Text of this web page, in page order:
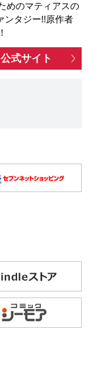
めのマティアスの
ンタジー!!原作者
公式サイト